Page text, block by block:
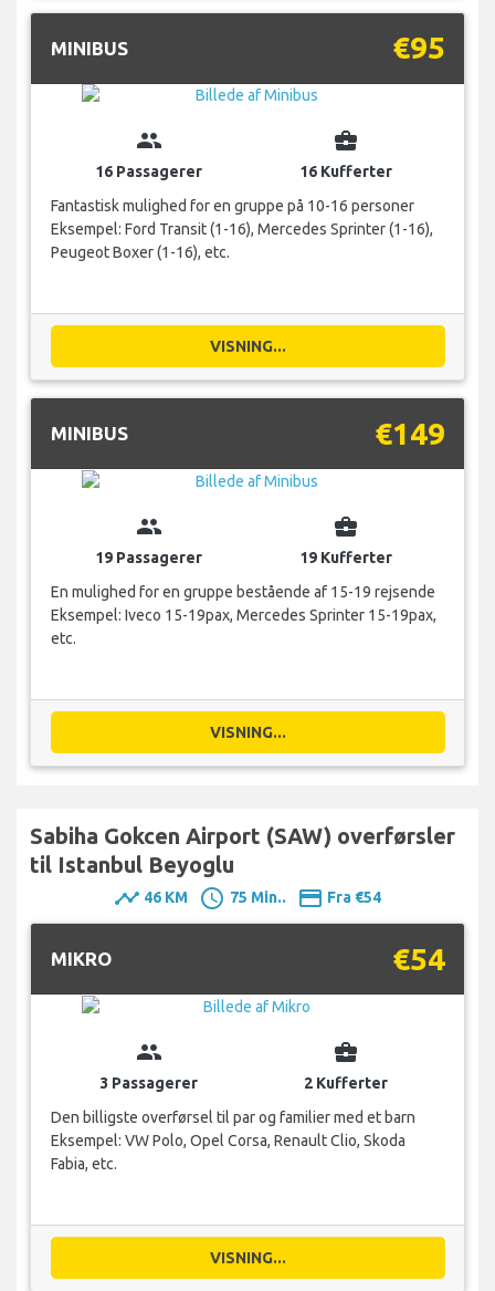
MINIBUS €95
group
16 Passagerer
business_center
16 Kufferter
Fantastisk mulighed for en gruppe på 10-16 personer
Eksempel: Ford Transit (1-16), Mercedes Sprinter (1-16),
Peugeot Boxer (1-16), etc.
VISNING...
MINIBUS €149
group
19 Passagerer
business_center
19 Kufferter
En mulighed for en gruppe bestående af 15-19 rejsende
Eksempel: Iveco 15-19pax, Mercedes Sprinter 15-19pax,
etc.
VISNING...
Sabiha Gokcen Airport (SAW) overførsler
til Istanbul Beyoglu
timeline 46 KM schedule 75 Min.. payment Fra €54
MIKRO €54
group
3 Passagerer
business_center
2 Kufferter
Den billigste overførsel til par og familier med et barn
Eksempel: VW Polo, Opel Corsa, Renault Clio, Skoda
Fabia, etc.
VISNING...